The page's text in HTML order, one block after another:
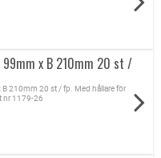
99mm x B 210mm 20 st /
B 210mm 20 st / fp. Med hållare för
nr 1179-26